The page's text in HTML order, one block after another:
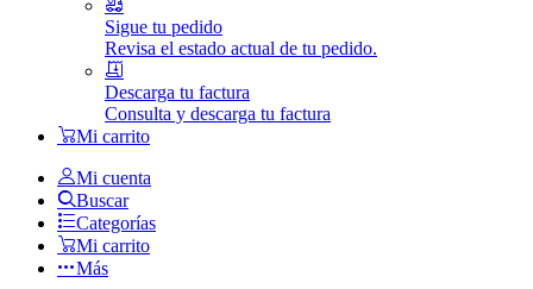
Sigue tu pedido
Revisa el estado actual de tu pedido.
Descarga tu factura
Consulta y descarga tu factura
Mi carrito
Mi cuenta
Buscar
Categorías
Mi carrito
Más